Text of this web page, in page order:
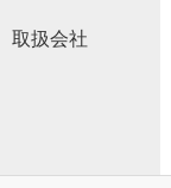
取扱会社